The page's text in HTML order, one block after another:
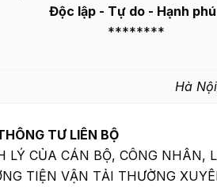
Độc lập - Tự do - Hạnh
********
Hà
TƯ LIÊN BỘ
CỦA CÁN BỘ, CÔNG NHÂN,
TIỆN VẬN TẢI THƯỜNG